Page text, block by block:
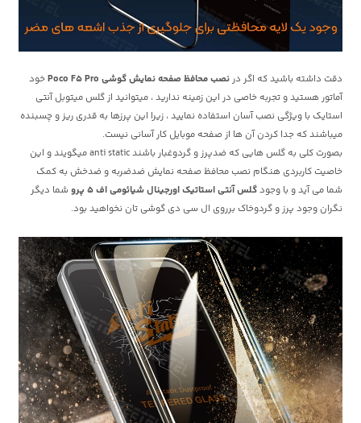
دقت داشته باشید که اگر درنصب محافظ صفحه نمایش گوشی Poco F5 Pro
خود
آماتور هستید و تجربه خاصی در این زمینه ندارید ، میتوانید از گلس میتوبل آنتی
استایک با ویژگی نصب آسان استفاده نمایید ، زیرا این پرزها به قدری ریز و چسبنده
میباشند که جدا کردن آن ها از صفحه موبایل کار آسانی نیست.
بصورت کلی به گلس هایی که ضدپرز و گردوغبار باشند anti static میگویند و این
خاصیت کاربردی هنگام نصب محافظ صفحه نمایش ضدضربه و ضدخش به کمک
شما می آید و با وجودگلس آنتی استاتیک اورجینال شیائومی اف 5 پرو
شما دیگر
نگران وجود پرز و گردوخاک برروی ال سی دی گوشی تان نخواهید بود.